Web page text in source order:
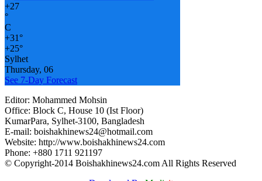
+27
°
C
+31°
+25°
Sylhet
Thursday, 06
See 7-Day Forecast
Editor: Mohammed Mohsin
Office: Block C, House 10 (Ist Floor)
KumarPara, Sylhet-3100, Bangladesh
E-mail: boishakhinews24@hotmail.com
Website: http://www.boishakhinews24.com
Phone: +880 1711 921197
© Copyright-2014 Boishakhinews24.com All Rights Reserved